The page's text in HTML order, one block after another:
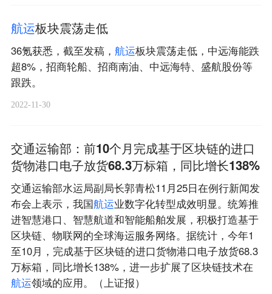
航运板块震荡走低
36氪获悉，截至发稿， 航运板块震荡走低，中远海能跌
超8%，招商轮船、招商南油、中远海特、盛航股份等
跟跌。
2022-11-30
交通运输部：前10个月完成基于区块链的进口
货物港口电子放货68.3万标箱，同比增长138%
交通运输部水运局副局长郭青松11月25日在例行新闻发
布会上表示，我国航运业数字化转型成效明显。统筹推
进智慧港口、智慧航道和智能船舶发展，积极打造基于
区块链、物联网的全球海运服务网络。据统计，今年1
至10月，完成基于区块链的进口货物港口电子放货68.3
万标箱，同比增长138%，进一步扩展了区块链技术在
航运领域的应用。（上证报）